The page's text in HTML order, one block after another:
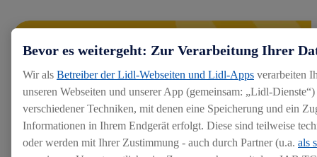
Bevor es weitergeht: Zur Verarbeitung Ihrer
Wir als Betreiber der Lidl-Webseiten und Lidl-Apps verarbeiten
unseren Webseiten und unserer App (gemeinsam: „Lidl-
verschiedener Techniken, mit denen eine Speicherung und ein
Informationen in Ihrem Endgerät erfolgt. Diese sind teilweise
oder werden mit Ihrer Zustimmung - auch durch Partner (u.a. als